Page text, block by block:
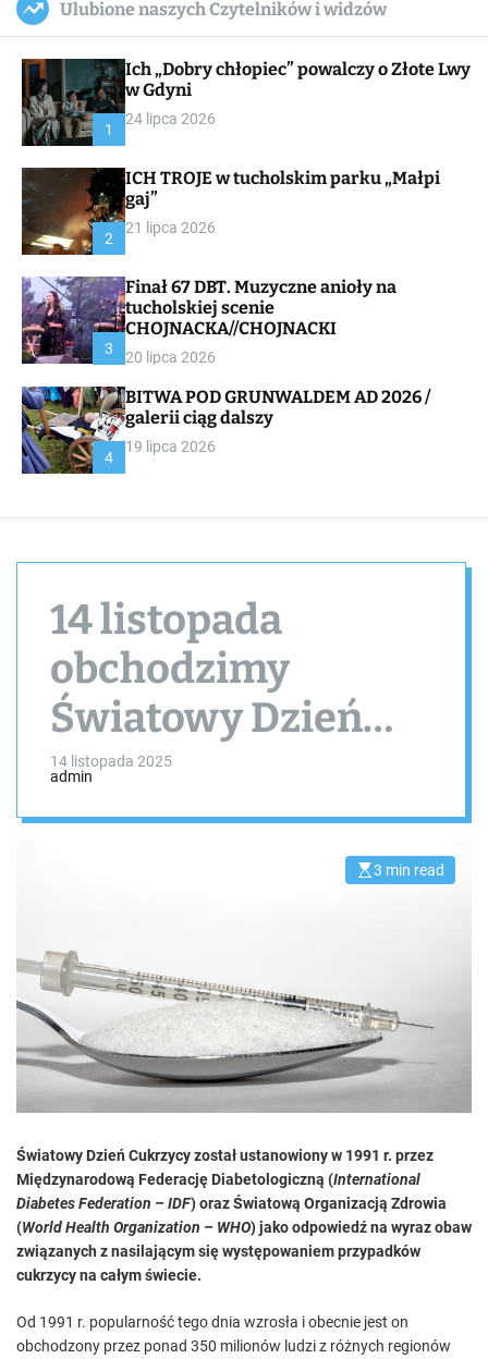
c
a
a
s
W
i
e
l
c
Ulubione naszych Czytelników i widzów
1
Ich „Dobry chłopiec” powalczy o Złote Lwy
w Gdyni
24 lipca 2026
2
ICH TROJE w tucholskim parku „Małpi
gaj”
21 lipca 2026
3
Finał 67 DBT. Muzyczne anioły na
tucholskiej scenie
CHOJNACKA//CHOJNACKI
20 lipca 2026
4
BITWA POD GRUNWALDEM AD 2026 /
galerii ciąg dalszy
19 lipca 2026
14 listopada
obchodzimy
Światowy Dzień
Cukrzycy
14 listopada 2025
admin
E
r
e
d
3 min read
Światowy Dzień Cukrzycyzostał ustanowiony w 1991 r. przez
Międzynarodową Federację Diabetologiczną (International
Diabetes Federation – IDF) oraz Światową Organizacją Zdrowia
(World Health Organization – WHO) jako odpowiedź na wyraz obaw
związanych z nasilającym się występowaniem przypadków
cukrzycy na całym świecie.
Od 1991 r. popularność tego dnia wzrosła i obecnie jest on
obchodzony przez ponad 350 milionów ludzi z różnych regionów